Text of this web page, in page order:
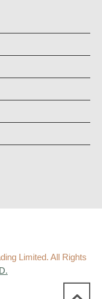
Limited. All Rights